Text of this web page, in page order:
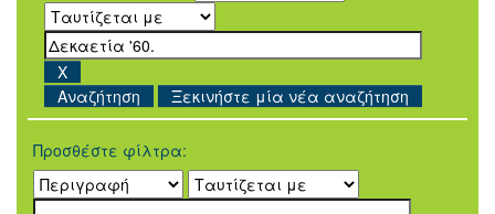
Ξεκινήστε μία νέα αναζήτηση
Προσθέστε φίλτρα: